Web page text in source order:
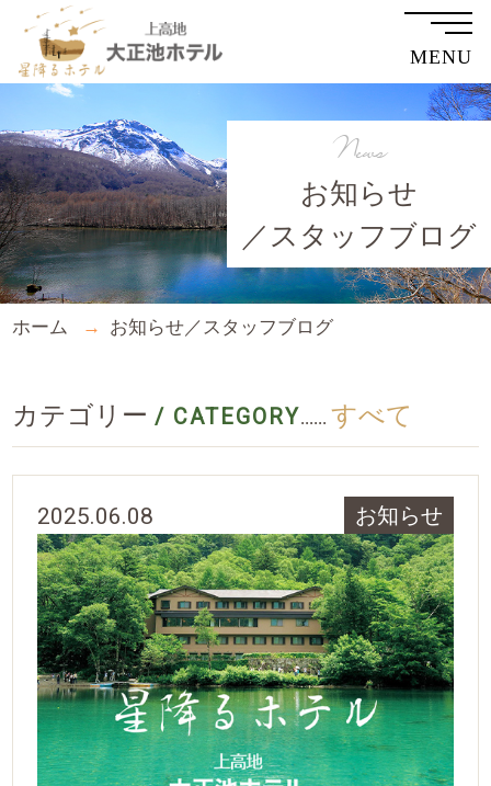
MENU
お知らせ
／スタッフブログ
News
ホーム お知らせ／スタッフブログ
カテゴリー / CATEGORY...... すべて
2025.06.08 お知らせ